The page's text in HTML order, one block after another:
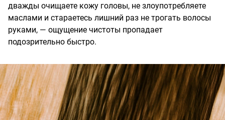
дважды очищаете кожу головы, не злоупотребляете
маслами и стараетесь лишний раз не трогать волосы
руками, — ощущение чистоты пропадает
подозрительно быстро.